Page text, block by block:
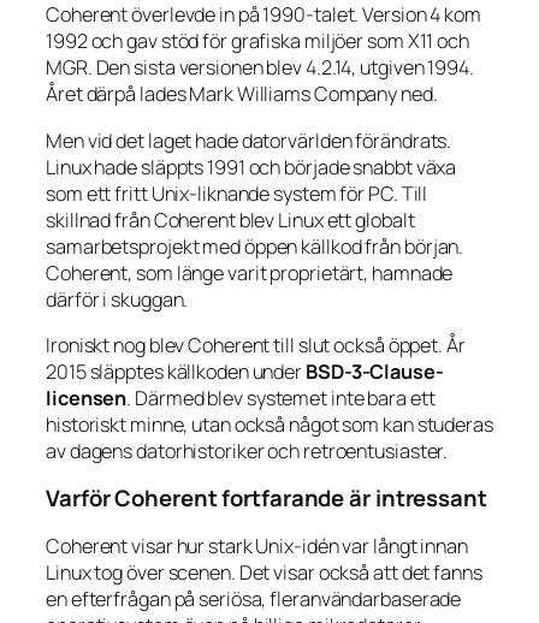
Coherent överlevde in på 1990-talet. Version 4 kom
1992 och gav stöd för grafiska miljöer som X11 och
MGR. Den sista versionen blev 4.2.14, utgiven 1994.
Året därpå lades Mark Williams Company ned.
Men vid det laget hade datorvärlden förändrats.
Linux hade släppts 1991 och började snabbt växa
som ett fritt Unix-liknande system för PC. Till
skillnad från Coherent blev Linux ett globalt
samarbetsprojekt med öppen källkod från början.
Coherent, som länge varit proprietärt, hamnade
därför i skuggan.
Ironiskt nog blev Coherent till slut också öppet. År
2015 släpptes källkoden underBSD-3-Clause-
licensen. Därmed blev systemet inte bara ett
historiskt minne, utan också något som kan studeras
av dagens datorhistoriker och retroentusiaster.
Varför Coherent fortfarande är intressant
Coherent visar hur stark Unix-idén var långt innan
Linux tog över scenen. Det visar också att det fanns
en efterfrågan på seriösa, fleranvändarbaserade